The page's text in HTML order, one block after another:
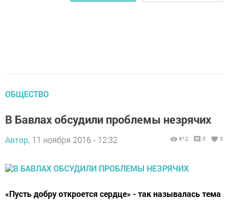
ОБЩЕСТВО
В Бавлах обсудили проблемы незрячих
Автор, 11 ноября 2016 - 12:32 612 0 0
«Пусть добру откроется сердце» - так называлась тема